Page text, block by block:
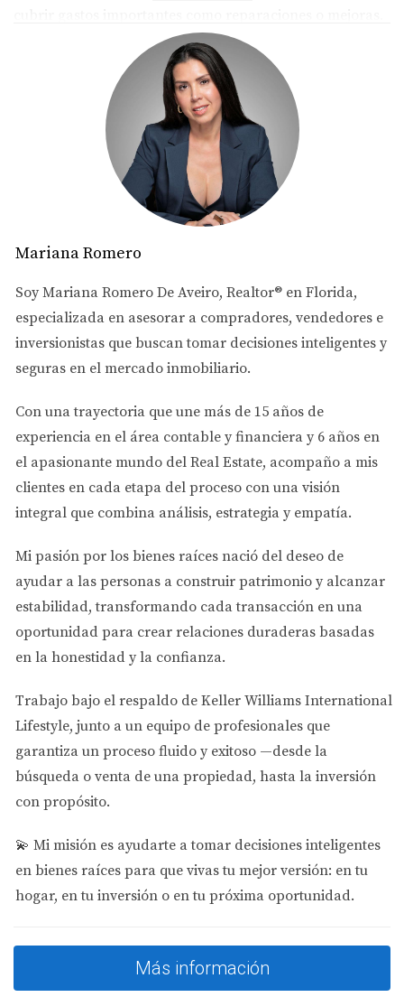
Si no existe un estudio actualizado, podrías enfrentar
aumentos significativos en las cuotas.
No subestimes la importancia de este estudio.
En una comunidad donde viví, no había un Reserve
Study reciente. A los pocos meses, nos informaron sobre
un aumento del 50% en las cuotas para cubrir
propietarios.
3. Restricciones de alquiler
Es fundamental conocer las restricciones sobre el
alquiler del condo. Algunas comunidades limitan el
tiempo que puedes alquilar tu propiedad o prohíben
completamente el alquiler a corto plazo. Esto afecta tu
capacidad de generar ingresos si decides rentarlo.
Ejemplo a considerar
Una pareja compró un condo pensando en alquilarlo
durante temporadas altas. Sin embargo, se enteraron
demasiado tarde que su comunidad no permitía
alquileres menos a seis meses. Se sintieron atrapados y
frustrados.
4. Actas de reuniones de la HOA
Las actas de las reuniones de la HOA ofrecen una visión
clara sobre cómo se manejan los asuntos comunitarios y
los problemas recurrentes. No revisarlas puede dejarte
desinformado sobre conflictos existentes o planes futuros
Caso significativo
Conocí a un propietario que ignoró las actas. Luego, se
llevaba años sin resolverse. Esto afectó su paz mental y
su decisión de vender más adelante.
Mariana Romero
Soy Mariana Romero De Aveiro, Realtor® en Florida,
especializada en asesorar a compradores, vendedores e
inversionistas que buscan tomar decisiones inteligentes y
seguras en el mercado inmobiliario.
Con una trayectoria que une más de 15 años de
experiencia en el área contable y financiera y 6 años en
el apasionante mundo del Real Estate, acompaño a mis
clientes en cada etapa del proceso con una visión
integral que combina análisis, estrategia y empatía.
Mi pasión por los bienes raíces nació del deseo de
ayudar a las personas a construir patrimonio y alcanzar
estabilidad, transformando cada transacción en una
oportunidad para crear relaciones duraderas basadas
en la honestidad y la confianza.
Trabajo bajo el respaldo de Keller Williams International
Lifestyle, junto a un equipo de profesionales que
garantiza un proceso fluido y exitoso —desde la
búsqueda o venta de una propiedad, hasta la inversión
con propósito.
💫 Mi misión es ayudarte a tomar decisiones inteligentes
en bienes raíces para que vivas tu mejor versión: en tu
hogar, en tu inversión o en tu próxima oportunidad.
Más información